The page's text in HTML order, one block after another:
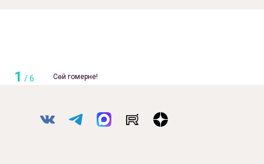
1 /6 Сөй гомерне!